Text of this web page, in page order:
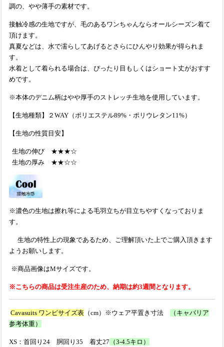
調の、やや薄手の素材です。
接触冷感の生地ですが、毛のあるワンちゃんならオールシーズン着て
頂けます。
真夏などは、水で濡らしてあげるとさらにひんやり効果が得られま
す。
水着として着られる場合は、ぴったり目もしくはショート丈がおすす
めです。
※本体のデニム柄はやや厚手のストレッチ生地を使用しています。
【生地種類】２WAY（ポリエステル89%・ポリウレタン11%）
【生地の性質目安】
生地の伸び ★★★☆
生地の厚み ★★☆☆
※濃色の生地は擦れ等による毛羽立ちが目立ちやすくなっておりま
す。
生地の特性上の現象であるため、ご理解頂いた上でご購入頂きます
ようお願いします。
※商品画像はMサイズです。
※こちらの商品は受注生産のため、納期は約3週間となります。
Cavasuits ワンピサイズ表 （cm）※ウェア平置き寸法
（キャバリア
参考体重）
XS：首回り24 胴回り35 着丈27 （3-4.5キロ）